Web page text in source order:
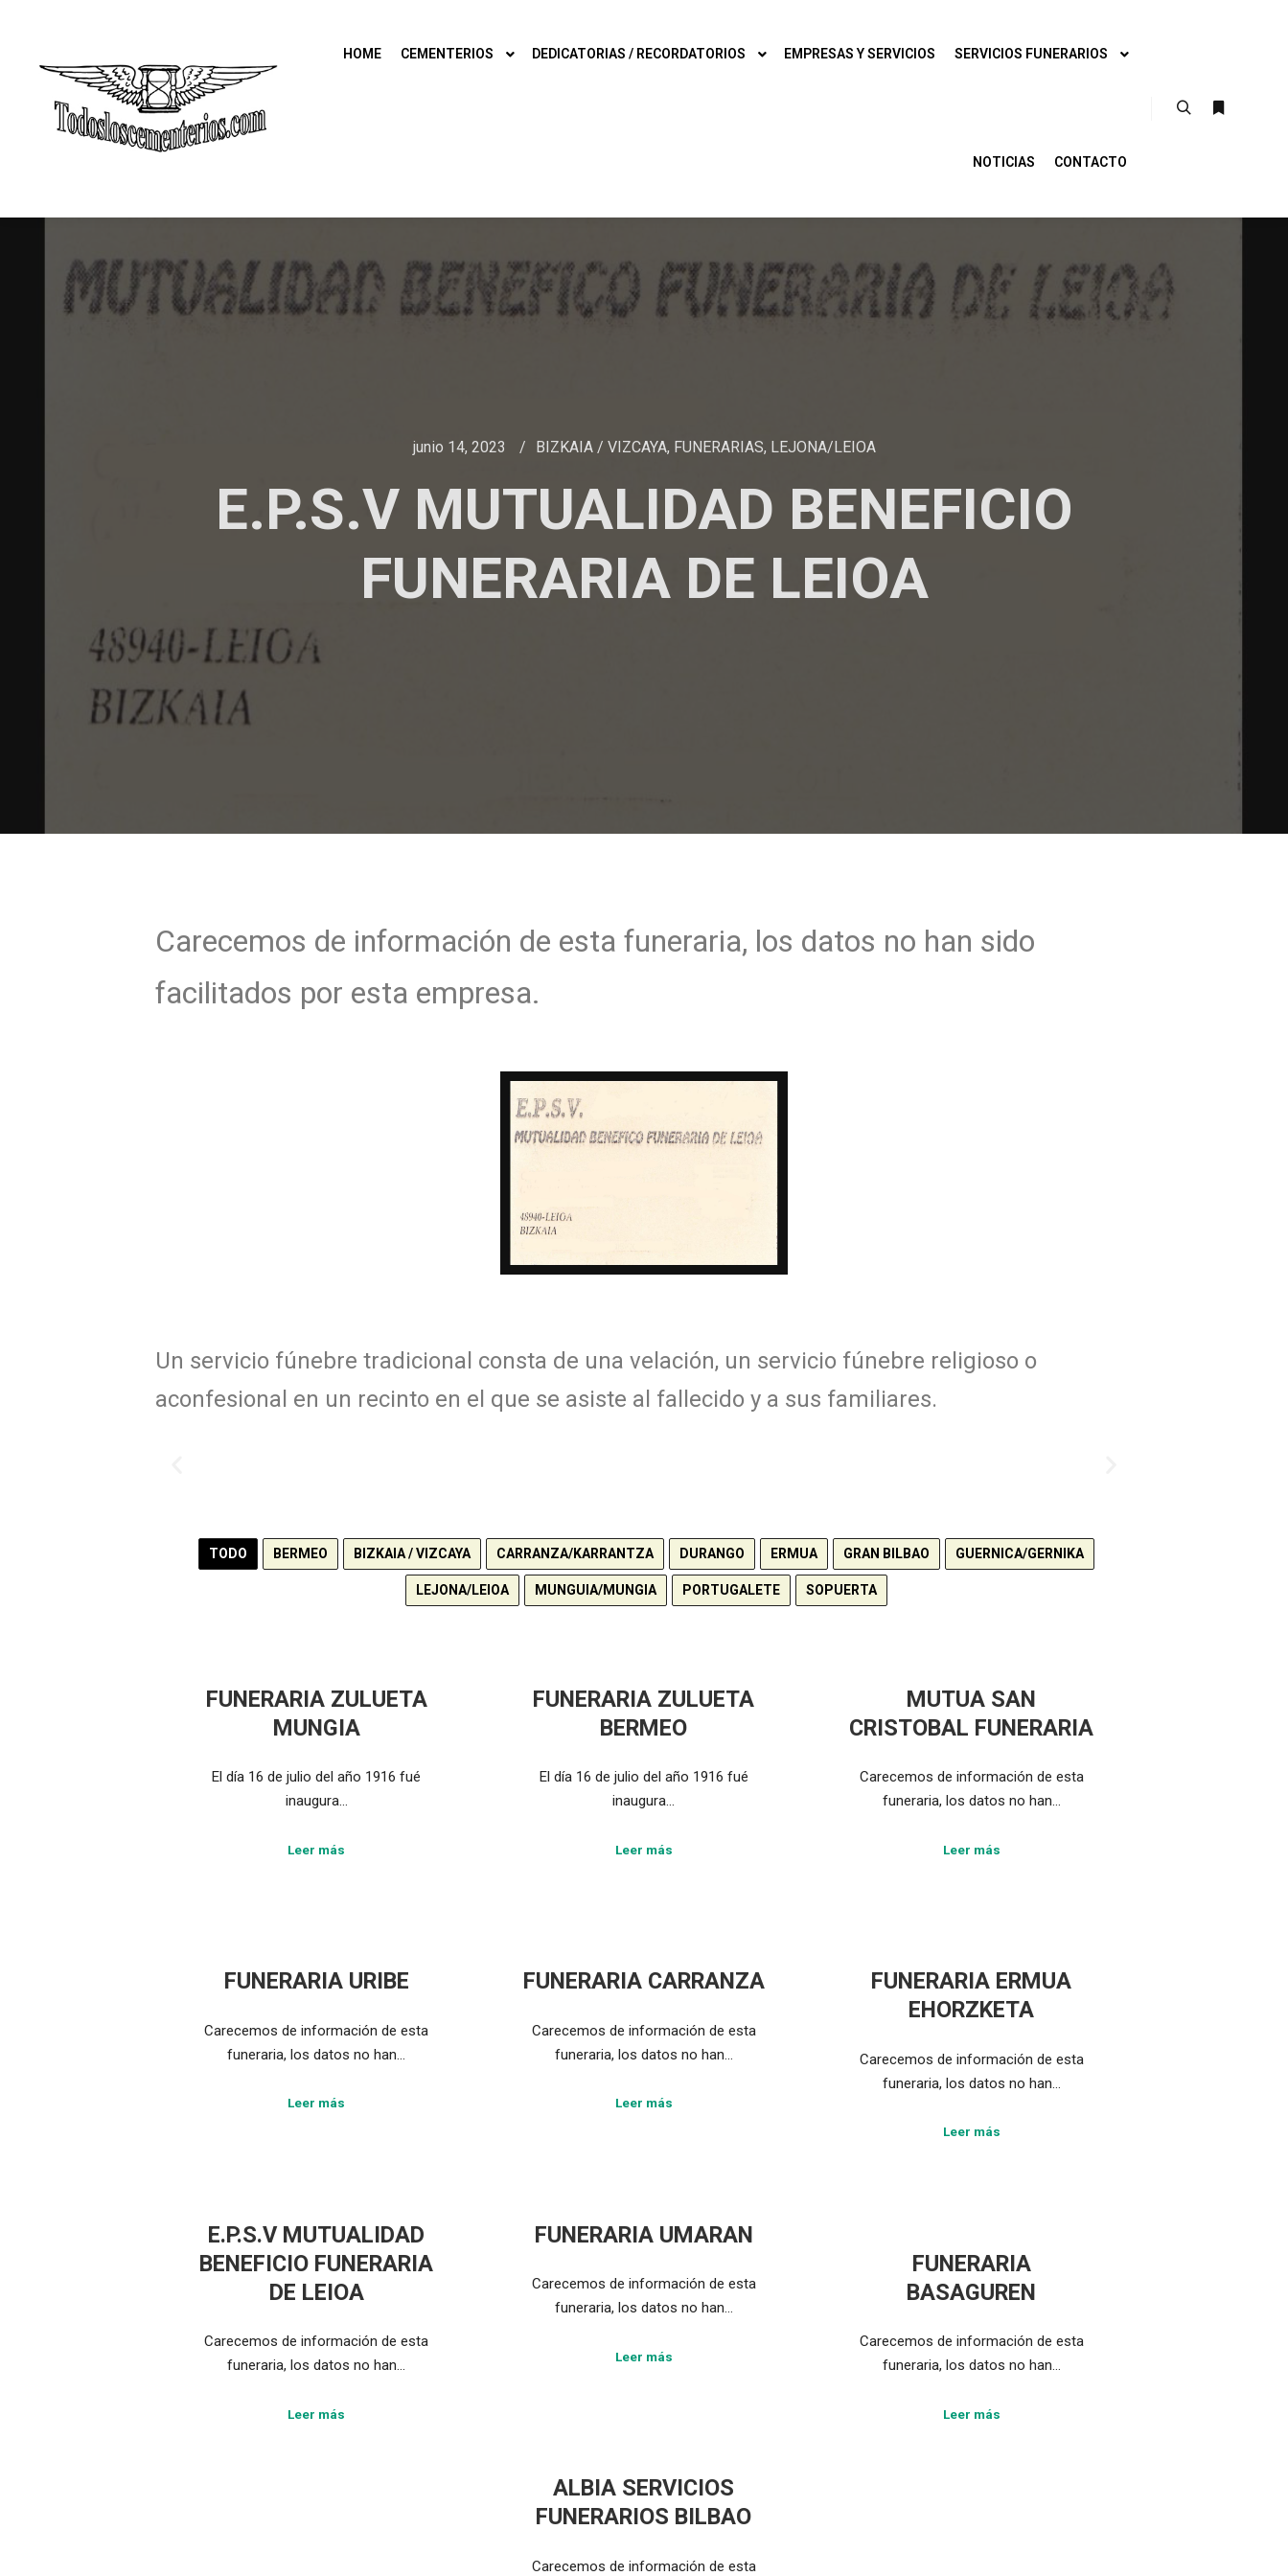
HOME CEMENTERIOS DEDICATORIAS / RECORDATORIOS EMPRESAS Y SERVICIOS SERVICIOS FUNERARIOS
NOTICIAS CONTACTO
junio 14, 2023 BIZKAIA / VIZCAYA, FUNERARIAS, LEJONA/LEIOA
E.P.S.V MUTUALIDAD BENEFICIO
FUNERARIA DE LEIOA
Carecemos de información de esta funeraria, los datos no han sido
facilitados por esta empresa.
Un servicio fúnebre tradicional consta de una velación, un servicio fúnebre religioso o
aconfesional en un recinto en el que se asiste al fallecido y a sus familiares.
TODO BERMEO BIZKAIA / VIZCAYA CARRANZA/KARRANTZA DURANGO ERMUA GRAN BILBAO GUERNICA/GERNIKA
LEJONA/LEIOA MUNGUIA/MUNGIA PORTUGALETE SOPUERTA
FUNERARIA ZULUETA
MUNGIA
El día 16 de julio del año 1916 fué
inaugura…
Leer más
FUNERARIA ZULUETA
BERMEO
El día 16 de julio del año 1916 fué
inaugura…
Leer más
MUTUA SAN
CRISTOBAL FUNERARIA
Carecemos de información de esta
funeraria, los datos no han…
Leer más
FUNERARIA URIBE
Carecemos de información de esta
funeraria, los datos no han…
Leer más
FUNERARIA CARRANZA
Carecemos de información de esta
funeraria, los datos no han…
Leer más
FUNERARIA ERMUA
EHORZKETA
Carecemos de información de esta
funeraria, los datos no han…
Leer más
E.P.S.V MUTUALIDAD
BENEFICIO FUNERARIA
DE LEIOA
Carecemos de información de esta
funeraria, los datos no han…
Leer más
FUNERARIA UMARAN
Carecemos de información de esta
funeraria, los datos no han…
Leer más
FUNERARIA
BASAGUREN
Carecemos de información de esta
funeraria, los datos no han…
Leer más
ALBIA SERVICIOS
FUNERARIOS BILBAO
Carecemos de información de esta